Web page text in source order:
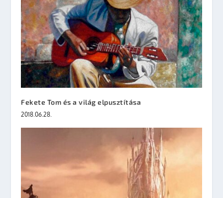
Fekete Tom és a világ elpusztítása
2018.06.28.